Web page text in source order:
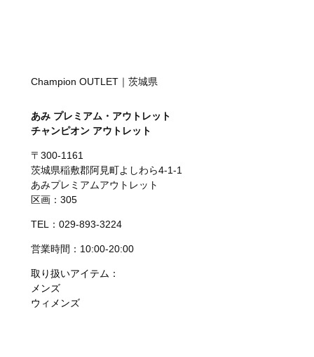
Champion OUTLET｜茨城県
あみ プレミアム・アウトレット
チャンピオン アウトレット
〒300-1161
茨城県稲敷郡阿見町よしわら4-1-1
あみプレミアムアウトレット
区画：305
TEL：029-893-3224
営業時間：10:00-20:00
取り扱いアイテム：
メンズ
ウィメンズ